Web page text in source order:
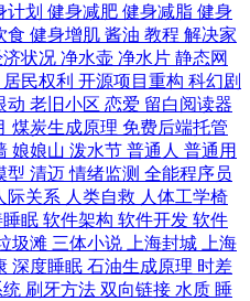
计划 健身减肥 健身减脂 健身
食 健身增肌 酱油 教程 解决家
济状况 净水壶 净水片 静态网
居民权利 开源项目重构 科幻剧
动 老旧小区 恋爱 留白阅读器
煤炭生成原理 免费后端托管
娘娘山 泼水节 普通人 普通用
型 清迈情绪监测 全能程序员
际关系 人类自救 人体工学椅
眠 软件架构 软件开发 软件
圾滩 三体小说 上海封城
上海
深度睡眠 石油生成原理 时差
统 刷牙方法 双向链接 水质 睡